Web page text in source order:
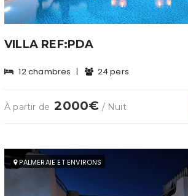
VILLA REF:PDA
12 chambres | 24 pers
À partir de 2000€ / Nuit
PALMERAIE ET ENVIRONS